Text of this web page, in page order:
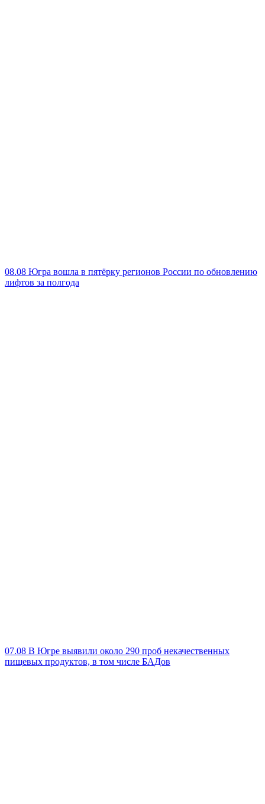
08.08 Югра вошла в пятёрку регионов России по обновлению
лифтов за полгода
07.08 В Югре выявили около 290 проб некачественных
пищевых продуктов, в том числе БАДов